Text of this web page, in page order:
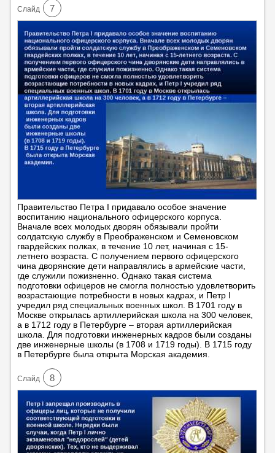
Cлайд 7
Правительство Петра I придавало особое значение
воспитанию национального офицерского корпуса.
Вначале всех молодых дворян обязывали пройти
солдатскую службу в Преображенском и Семеновском
гвардейских полках, в течение 10 лет, начиная с 15-
летнего возраста. С получением первого офицерского
чина дворянские дети направлялись в армейские части,
где служили пожизненно. Однако такая система
подготовки офицеров не смогла полностью удовлетворить
возрастающие потребности в новых кадрах, и Петр I
учредил ряд специальных военных школ. В 1701 году в
Москве открылась артиллерийская школа на 300 человек,
а в 1712 году в Петербурге – вторая артиллерийская
школа. Для подготовки инженерных кадров были созданы
две инженерные школы (в 1708 и 1719 годы). В 1715 году
в Петербурге была открыта Морская академия.
Cлайд 8